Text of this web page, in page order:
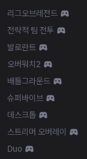
리그오브레전드
전략적 팀 전투
발로란트
오버워치2
배틀그라운드
슈퍼바이브
데스크톱
스트리머 오버레이
Duo